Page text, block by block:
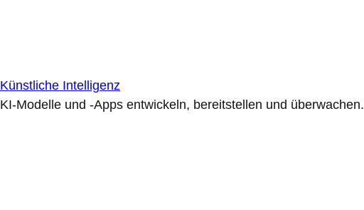
Künstliche Intelligenz
KI-Modelle und -Apps entwickeln, bereitstellen und überwachen.